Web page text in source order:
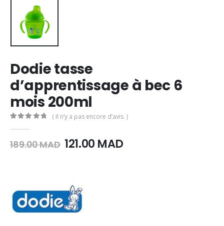
Dodie tasse
d’apprentissage à bec 6
mois 200ml
( Il n’y a pas encore d’avis. )
189.00MAD Le
189.00
MAD.
121.00 MADLe